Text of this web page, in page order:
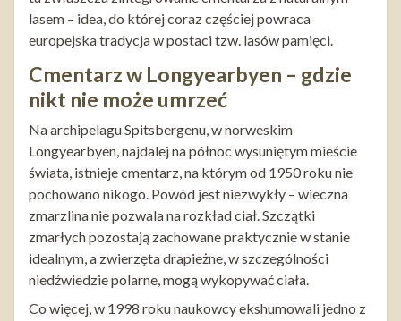
lasem – idea, do której coraz częściej powraca
europejska tradycja w postaci tzw. lasów pamięci.
Cmentarz w Longyearbyen – gdzie
nikt nie może umrzeć
Na archipelagu Spitsbergenu, w norweskim
Longyearbyen, najdalej na północ wysuniętym mieście
świata, istnieje cmentarz, na którym od 1950 roku nie
pochowano nikogo. Powód jest niezwykły – wieczna
zmarzlina nie pozwala na rozkład ciał. Szczątki
zmarłych pozostają zachowane praktycznie w stanie
idealnym, a zwierzęta drapieżne, w szczególności
niedźwiedzie polarne, mogą wykopywać ciała.
Co więcej, w 1998 roku naukowcy ekshumowali jedno z